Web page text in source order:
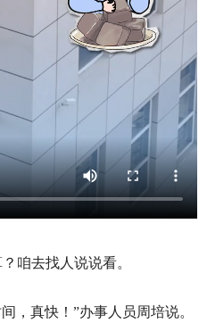
去找人说说看。
真快！”办事人员周培说。